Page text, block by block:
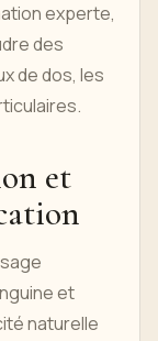
experte,
des
de dos, les
et
et
naturelle